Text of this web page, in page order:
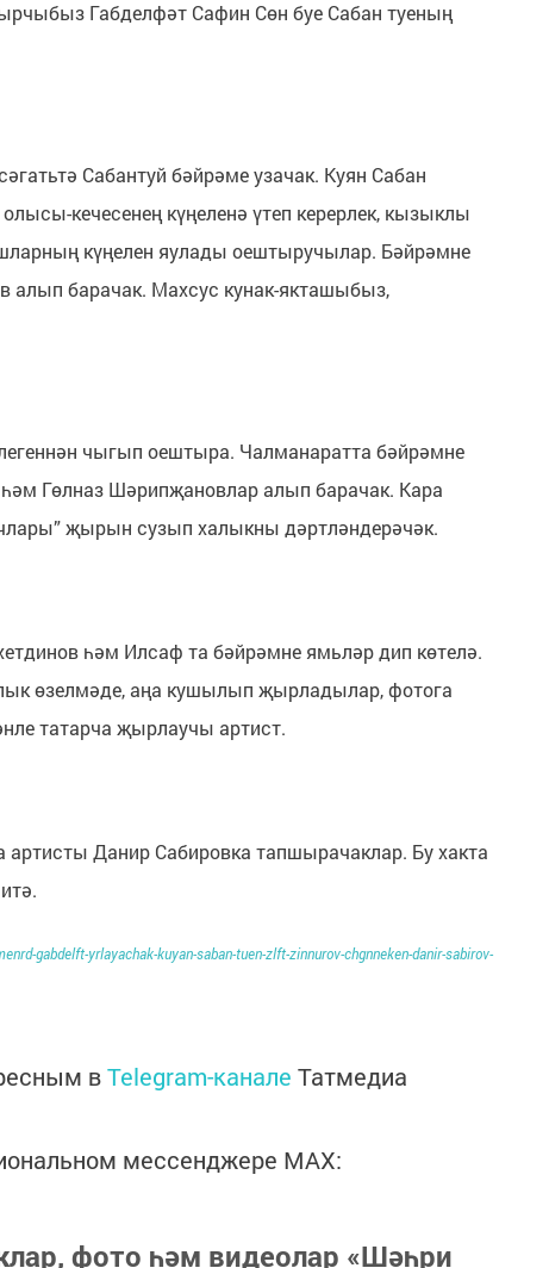
Габделфәт Сафин Сөн буе Сабан туеның
Сабантуй бәйрәме узачак. Куян Сабан
кечесенең күңеленә үтеп керерлек, кызыклы
күңелен яулады оештыручылар. Бәйрәмне
барачак. Махсус кунак-якташыбыз,
чыгып оештыра. Чалманаратта бәйрәмне
Гөлназ Шәрипҗановлар алып барачак. Кара
җырын сузып халыкны дәртләндерәчәк.
һәм Илсаф та бәйрәмне ямьләр дип көтелә.
өзелмәде, аңа кушылып җырладылар, фотога
татарча җырлаучы артист.
артисты Данир Сабировка тапшырачаклар. Бу хакта
gabdelft-yrlayachak-kuyan-saban-tuen-zlft-zinnurov-chgnneken-danir-sabirov-
вTelegram-канале Татмедиа
мессенджере MАХ:
фото һәм видеолар «Шәһри